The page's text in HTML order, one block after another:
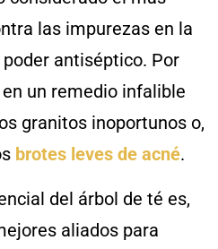
las impurezas en la
antiséptico. Por
un remedio infalible
granitos inoportunos o,
brotes leves de acné.
del árbol de té es,
aliados para